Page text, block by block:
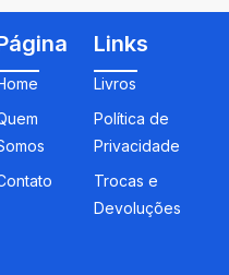
Links
Livros
Política de
Privacidade
Trocas e
Devoluções